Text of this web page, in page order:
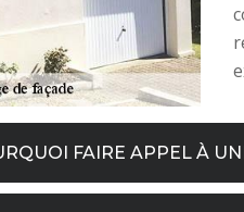
FAIRE APPEL À